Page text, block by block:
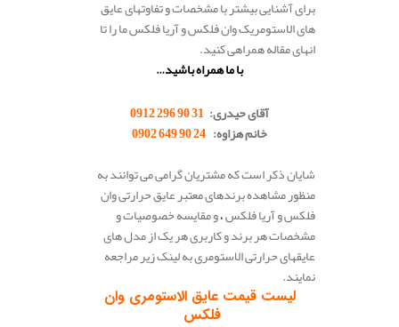
برای آشنایی بیشتر با مشخصات و تفاوتهای عایق
های الاستومریک وان فلکس و آریا فلکس ما را تا
انهای مقاله همراهی کنید.
با ما همراه باشید…
آقای حیدری: 31 90 296 0912
خانم هزاوه: 24 90 649 0902
شایان ذکر است که مشتریان گرامی می توانند به
منظور مشاهده برندهای معتبر عایق حرارتی وان
فلکس و آریا فلکس،و مقایسه خصوصیات و
مشخصات هر برند و کاربری هر یک از مدل های
عایقهای حرارتی الاستومری به لینک زیر مراجعه
نمایند.
لیست قیمت عایق الاستومری وان
فلکس